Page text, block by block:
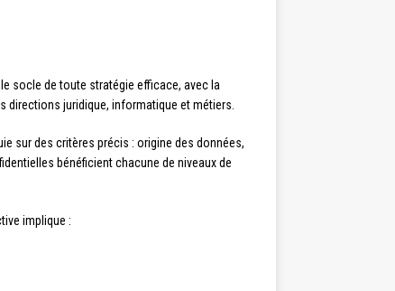
socle de toute stratégie efficace, avec la
directions juridique, informatique et métiers.
sur des critères précis : origine des données,
bénéficient chacune de niveaux de
implique :